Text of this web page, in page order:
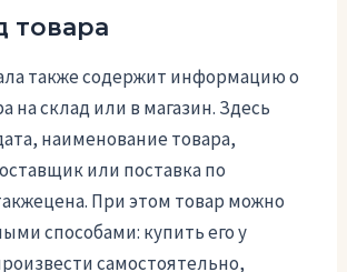
товара
также содержит информацию о
на склад или в магазин. Здесь
наименование товара,
или поставка по
При этом товар можно
способами: купить его у
самостоятельно,